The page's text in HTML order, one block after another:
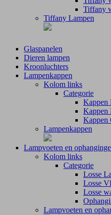
Tiffany
Tiffany Lampen
Glaspanelen
Dieren lampen
Kroonluchters
Lampenkappen
Kolom links
Categorie
Kappen
Kappen
Kappen
Lampenkappen
Lampvoeten en
Kolom links
Categorie
Losse
Losse
Losse
Lampvoeten en